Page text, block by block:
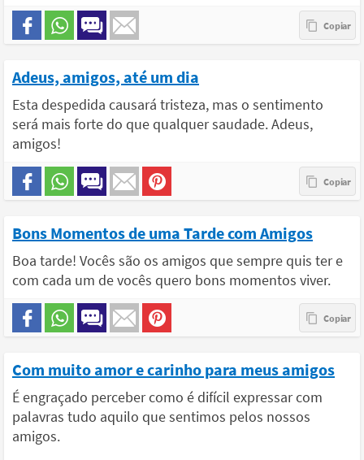
Adeus, amigos, até um dia
Esta despedida causará tristeza, mas o sentimento
será mais forte do que qualquer saudade. Adeus,
amigos!
Bons Momentos de uma Tarde com Amigos
Boa tarde! Vocês são os amigos que sempre quis ter e
com cada um de vocês quero bons momentos viver.
Com muito amor e carinho para meus amigos
É engraçado perceber como é difícil expressar com
palavras tudo aquilo que sentimos pelos nossos
amigos.